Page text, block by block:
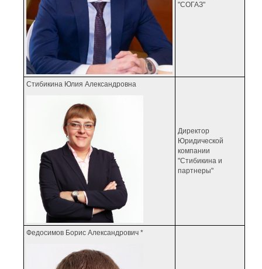
"СОГАЗ"
Стибикина Юлия Александровна
Директор
Юридической
компании
"Стибикина и
партнеры"
Федосимов Борис Александрович *